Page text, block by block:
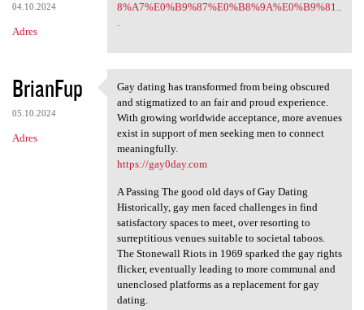
04.10.2024
Adres
8%A7%E0%B9%87%E0%B8%9A%E0%B9%81..
.
BrianFup
05.10.2024
Adres
Gay dating has transformed
Gay dating has transformed from being obscured
and stigmatized to an fair and proud experience.
With growing worldwide acceptance, more avenues
exist in support of men seeking men to connect
meaningfully.
https://gay0day.com
A Passing The good old days of Gay Dating
Historically, gay men faced challenges in find
satisfactory spaces to meet, over resorting to
surreptitious venues suitable to societal taboos.
The Stonewall Riots in 1969 sparked the gay rights
flicker, eventually leading to more communal and
unenclosed platforms as a replacement for gay
dating.